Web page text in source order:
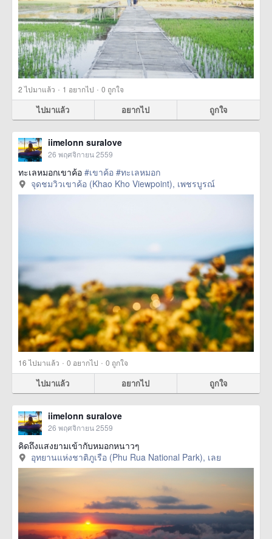
2ไปมาแล้ว · 1 อยากไป · 0 ถูกใจ
ไปมาแล้ว อยากไป ถูกใจ
iimelonn suralove
26 พฤศจิกายน 2559
ทะเลหมอกเขาค้อ #เขาค้อ #ทะเลหมอก
จุดชมวิวเขาค้อ (Khao Kho Viewpoint), เพชรบูรณ์
16ไปมาแล้ว · 0 อยากไป · 0 ถูกใจ
ไปมาแล้ว อยากไป ถูกใจ
iimelonn suralove
26 พฤศจิกายน 2559
คิดถึงแสงยามเข้ากับหมอกหนาวๆ
อุทยานแห่งชาติภูเรือ (Phu Rua National Park), เลย